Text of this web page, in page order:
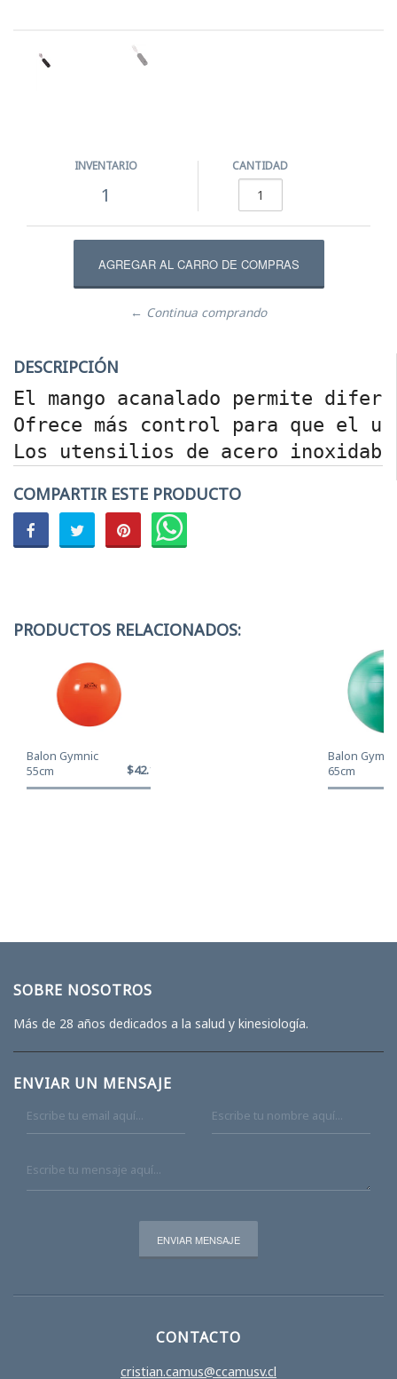
INVENTARIO
1
CANTIDAD
← Continua comprando
DESCRIPCIÓN
El mango acanalado permite
Ofrece más control para que el
Los utensilios de acero
COMPARTIR ESTE PRODUCTO
PRODUCTOS RELACIONADOS:
Balon Gymnic
55cm
$42.120
Balon
65cm
SOBRE NOSOTROS
Más de 28 años dedicados a la salud y kinesiología.
ENVIAR UN MENSAJE
CONTACTO
cristian.camus@ccamusv.cl